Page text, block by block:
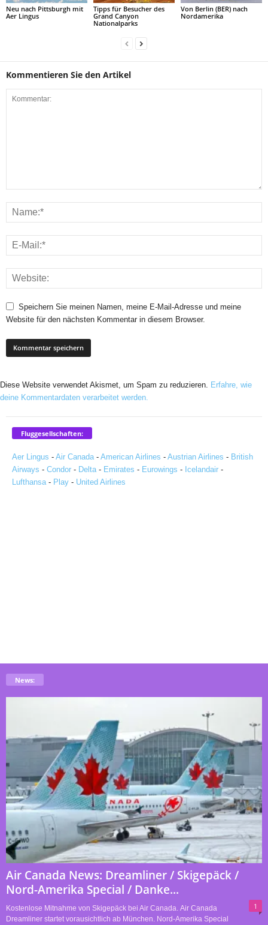
Neu nach Pittsburgh mit
Aer Lingus
Tipps für Besucher des
Grand Canyon
Nationalparks
Von Berlin (BER) nach
Nordamerika
Kommentieren Sie den Artikel
Speichern Sie meinen Namen, meine E-Mail-Adresse und meine
Website für den nächsten Kommentar in diesem Browser.
Diese Website verwendet Akismet, um Spam zu reduzieren. Erfahre, wie
deine Kommentardaten verarbeitet werden.
Fluggesellschaften:
Aer Lingus - Air Canada- American Airlines - Austrian Airlines - British
Airways - Condor - Delta- Emirates - Eurowings - Icelandair -
Lufthansa- Play - United Airlines
News:
Air Canada News: Dreamliner / Skigepäck /
Nord-Amerika Special / Danke...
1
Kostenlose Mitnahme von Skigepäck bei Air Canada. Air Canada
Dreamliner startet vorausichtlich ab München. Nord-Amerika Special